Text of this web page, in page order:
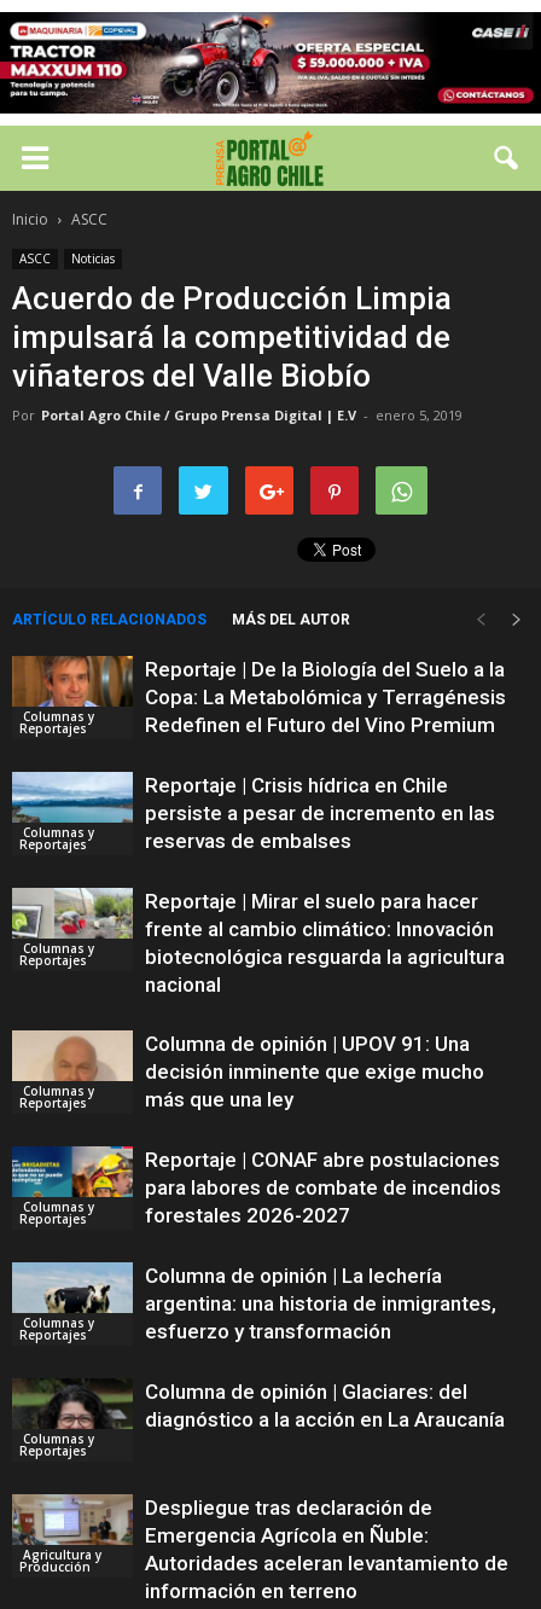
Inicio ASCC
ASCC Noticias
Acuerdo de Producción Limpia
impulsará la competitividad de
viñateros del Valle Biobío
Por Portal Agro Chile / Grupo Prensa Digital | E.V - enero 5, 2019
ARTÍCULO RELACIONADOS MÁS DEL AUTOR
Columnas y
Reportajes
Reportaje | De la Biología del Suelo a la
Copa: La Metabolómica y Terragénesis
Redefinen el Futuro del Vino Premium
Columnas y
Reportajes
Reportaje | Crisis hídrica en Chile
persiste a pesar de incremento en las
reservas de embalses
Columnas y
Reportajes
Reportaje | Mirar el suelo para hacer
frente al cambio climático: Innovación
biotecnológica resguarda la agricultura
nacional
Columnas y
Reportajes
Columna de opinión | UPOV 91: Una
decisión inminente que exige mucho
más que una ley
Columnas y
Reportajes
Reportaje | CONAF abre postulaciones
para labores de combate de incendios
forestales 2026-2027
Columnas y
Reportajes
Columna de opinión | La lechería
argentina: una historia de inmigrantes,
esfuerzo y transformación
Columnas y
Reportajes
Columna de opinión | Glaciares: del
diagnóstico a la acción en La Araucanía
Agricultura y
Producción
Despliegue tras declaración de
Emergencia Agrícola en Ñuble:
Autoridades aceleran levantamiento de
información en terreno